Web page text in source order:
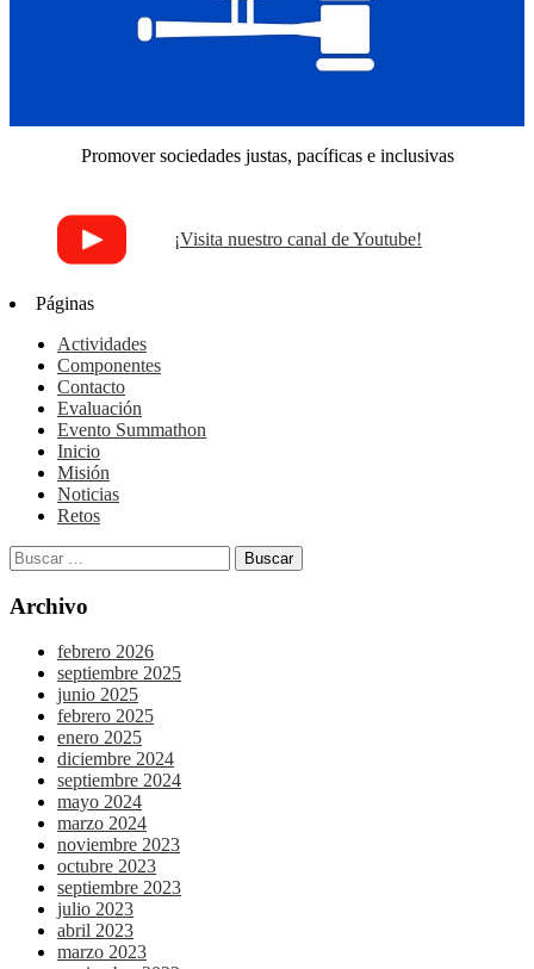
Promover sociedades justas, pacíficas e inclusivas
¡Visita nuestro canal de Youtube!
Páginas
Actividades
Componentes
Contacto
Evaluación
Evento Summathon
Inicio
Misión
Noticias
Retos
Archivo
febrero 2026
septiembre 2025
junio 2025
febrero 2025
enero 2025
diciembre 2024
septiembre 2024
mayo 2024
marzo 2024
noviembre 2023
octubre 2023
septiembre 2023
julio 2023
abril 2023
marzo 2023